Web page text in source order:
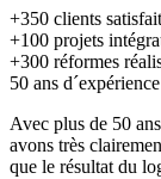
+350 clients
+100 projets
+300 réformes
50 ans d´expérience
Avec plus de 50
avons très
que le résultat du